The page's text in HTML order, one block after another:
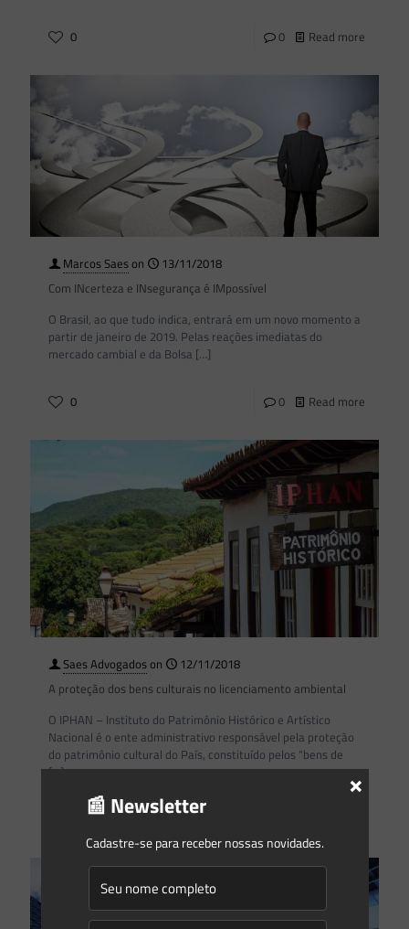
0 0 Read more
Marcos Saeson
13/11/2018
Com INcerteza e INsegurança é IMpossível
O Brasil, ao que tudo indica, entrará em um novo momento a
partir de janeiro de 2019. Pelas reações imediatas do
mercado cambial e da Bolsa […]
0 0 Read more
Saes Advogadoson
12/11/2018
A proteção dos bens culturais no licenciamento ambiental
O IPHAN – Instituto do Patrimônio Histórico e Artístico
Nacional é o ente administrativo responsável pela proteção
do patrimônio cultural do País, constituído pelos “bens de
[…]
📰 Newsletter
Cadastre-se para receber nossas novidades.
×